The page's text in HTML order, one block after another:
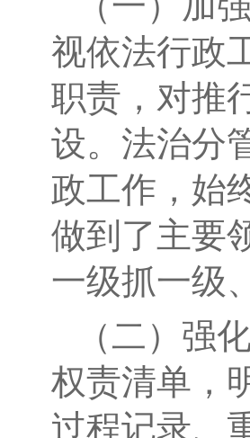
视依法行政
职责，对推
设。法治分
政工作，始
做到了主要
一级抓一级
（二）强
权责清单，
过程记录、